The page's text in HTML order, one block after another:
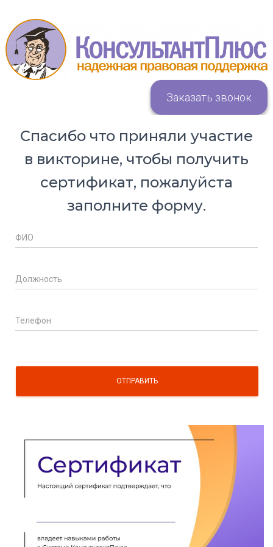
Заказать звонок
Спасибо что приняли участие
в викторине, чтобы получить
сертификат, пожалуйста
заполните форму.